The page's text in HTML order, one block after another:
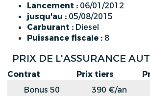
Lancement : 06/01/2012
jusqu'au : 05/08/2015
Carburant : Diesel
Puissance fiscale : 8
PRIX DE L'ASSURANCE
Contrat Prix tiers
Bonus 50
390 €/an